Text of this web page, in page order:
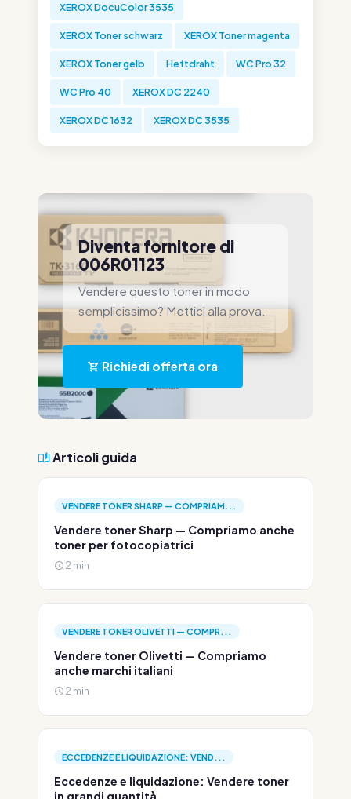
XEROX DocuColor 3535
XEROX Toner schwarz XEROX Toner magenta
XEROX Toner gelb Heftdraht WC Pro 32
WC Pro 40 XEROX DC 2240
XEROX DC 1632 XEROX DC 3535
Diventa fornitore di
006R01123
Vendere questo toner in modo
semplicissimo? Mettici alla prova.
Richiedi offerta ora
Articoli guida
VENDERE TONER SHARP — COMPRIAM...
Vendere toner Sharp — Compriamo anche
toner per fotocopiatrici
2 min
VENDERE TONER OLIVETTI — COMPR...
Vendere toner Olivetti — Compriamo
anche marchi italiani
2 min
ECCEDENZE E LIQUIDAZIONE: VEND...
Eccedenze e liquidazione: Vendere toner
in grandi quantità